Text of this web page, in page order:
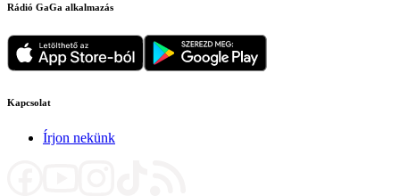
Rádió GaGa alkalmazás
Kapcsolat
Írjon nekünk